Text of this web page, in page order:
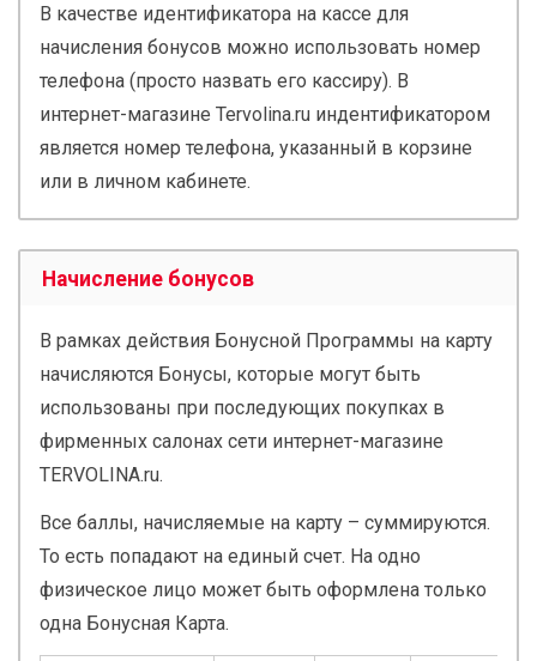
В качестве идентификатора на кассе для
начисления бонусов можно использовать номер
телефона (просто назвать его кассиру). В
интернет-магазине Tervolina.ru индентификатором
является номер телефона, указанный в корзине
или в личном кабинете.
Начисление бонусов
В рамках действия Бонусной Программы на карту
начисляются Бонусы, которые могут быть
использованы при последующих покупках в
фирменных салонах сети интернет-магазине
TERVOLINA.ru.
Все баллы, начисляемые на карту – суммируются.
То есть попадают на единый счет. На одно
физическое лицо может быть оформлена только
одна Бонусная Карта.